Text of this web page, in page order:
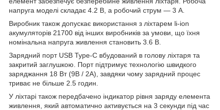
напруга моделі складає 4.2 В, а робочий струм — 3 А.
Виробник також допускає використання з ліхтарем li-ion
акумуляторів 21700 від інших виробників за умови, що їхня
номінальна напруга живлення становить 3.6 В.
Зарядний порт USB Type-C вбудований в голову ліхтаря та
закритий заглушкою. Порт підтримує технологію швидкого
заряджання 18 Вт (9В / 2А), завдяки чому зарядний процес
триває не більше 2.5 годин.
У ліхтарі також передбачено індикатор рівня заряду елемента
живлення, який автоматично активується на 3 секунди під час